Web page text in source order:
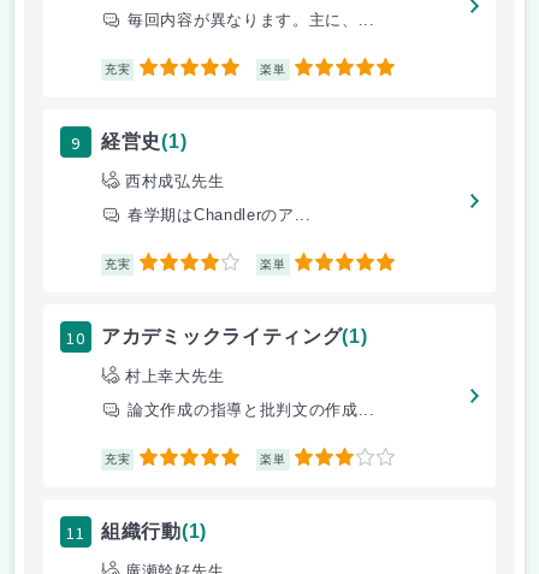
毎回内容が異なります。主に、...
充実 5 楽単 5
9 経営史(1)
西村成弘先生
春学期はChandlerのア...
充実 4 楽単 5
10 アカデミックライティング(1)
村上幸大先生
論文作成の指導と批判文の作成...
充実 5 楽単 3
11 組織行動(1)